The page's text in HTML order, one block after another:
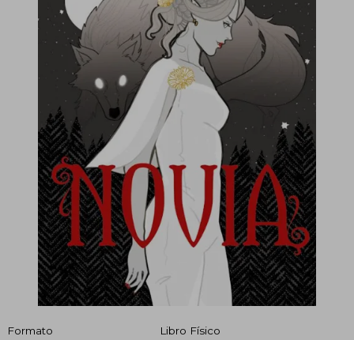
Formato
Libro Físico